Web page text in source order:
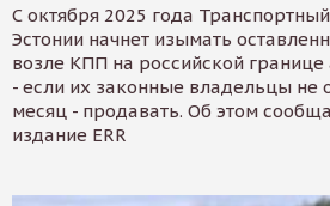
С октября 2025 года
Эстонии начнет изымать
возле КПП на российской
- если их законные владельцы не
месяц - продавать. Об этом
издание ERR